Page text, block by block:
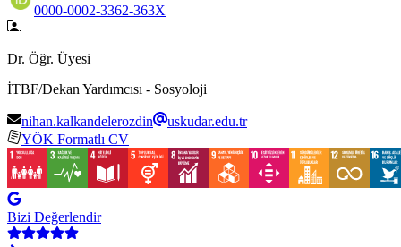
0000-0002-3362-363X
Dr. Öğr. Üyesi
İTBF/Dekan Yardımcısı - Sosyoloji
nihan.kalkandelerozdin
uskudar.edu.tr
YÖK Formatlı CV
Bizi Değerlendir